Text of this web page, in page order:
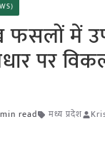
फसलों में
पर
read मध्य प्रदेश